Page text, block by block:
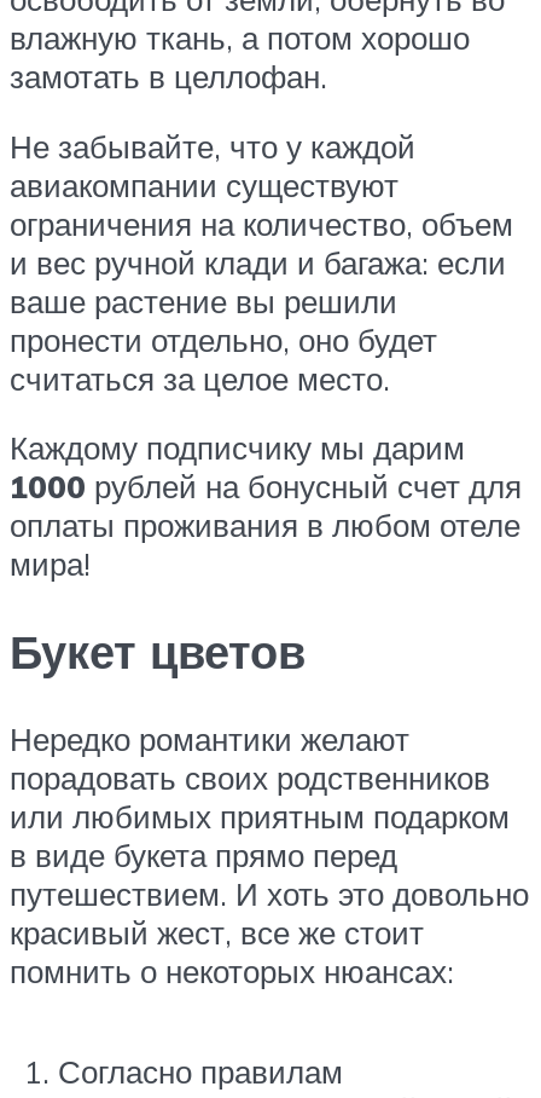
влажную ткань, а потом хорошо
замотать в целлофан.
Не забывайте, что у каждой
авиакомпании существуют
ограничения на количество, объем
и вес ручной клади и багажа: если
ваше растение вы решили
пронести отдельно, оно будет
считаться за целое место.
Каждому подписчику мы дарим
1000 рублей на бонусный счет для
оплаты проживания в любом отеле
мира!
Букет цветов
Нередко романтики желают
порадовать своих родственников
или любимых приятным подарком
в виде букета прямо перед
путешествием. И хоть это довольно
красивый жест, все же стоит
помнить о некоторых нюансах:
Согласно правилам